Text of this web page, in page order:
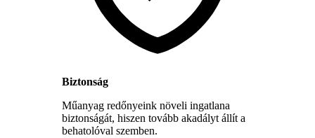
Biztonság
Műanyag redőnyeink növeli ingatlana
biztonságát, hiszen tovább akadályt állít a
behatolóval szemben.